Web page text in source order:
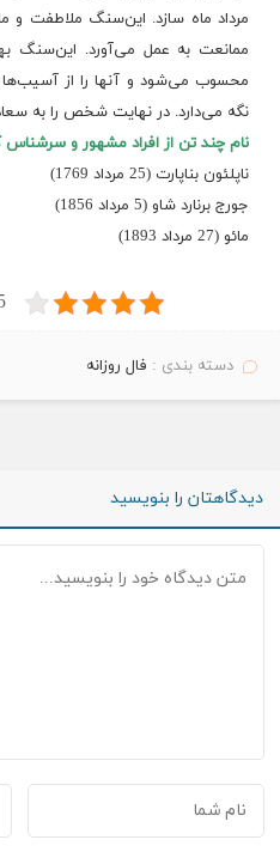
مرداد ماه‌ سازد. این‌سنگ‌ ملاطفت‌ و
ممانعت‌ به‌ عمل‌ می‌آورد. این‌سنگ‌
محسوب‌ می‌شود و آنها را از آسیب‌ها
نگه‌ می‌دارد. در نهایت‌ شخص‌ را به‌
نام‌ چند تن‌ از افراد مشهور و سرشناس‌
ناپلئون‌ بناپارت‌ (25 مرداد 1769)
جورج‌ برنارد شاو (5 مرداد 1856)
مائو (27 مرداد 1893)
دسته بندی : فال روزانه
دیدگاهتان را بنویسید